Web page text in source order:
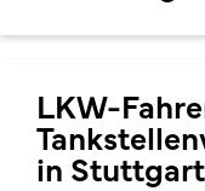
LKW-
in Stuttgart